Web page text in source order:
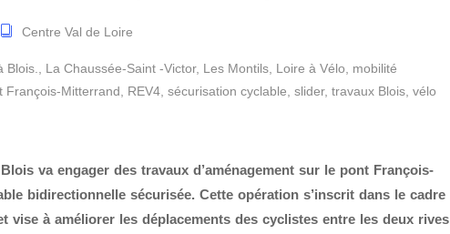
Centre Val de Loire
Blois. La Chaussée-Saint -Victor, Les Montils Loire à Vélo
mobilité
François-Mitterrand REV4 sécurisation cyclable slider, travaux Blois vélo
va engager des travaux d’aménagement sur le pont François-
bidirectionnelle sécurisée. Cette opération s’inscrit dans le cadre
vise à améliorer les déplacements des cyclistes entre les deux rives